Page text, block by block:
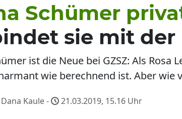
Schümer
sie mit der
ist die Neue bei GZSZ: Als
wie berechnend ist. Aber wie
Kaule - 21.03.2019, 15.16 Uhr